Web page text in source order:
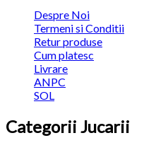
Despre Noi
Termeni si Conditii
Retur produse
Cum platesc
Livrare
ANPC
SOL
Categorii Jucarii